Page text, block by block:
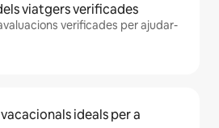
viatgers verificades
verificades per ajudar-
ideals per a